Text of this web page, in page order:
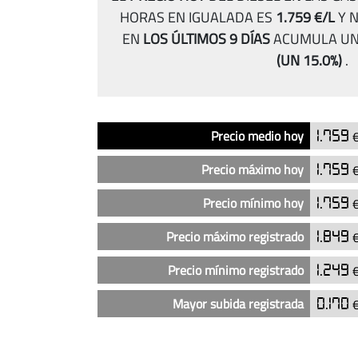
HORAS EN IGUALADA ES 1.759 €/LY
EN LOS ÚLTIMOS 9 DÍASACUMULA
(UN 15.0%).
Análisis
del
en
gasolineras
24
Precio medio hoy 1.759
Precio máximo hoy
1.759
Precio mínimo hoy
1.759
Precio máximo registrado
1.849
Precio mínimo registrado 1.249
Mayor subida registrada 0.170